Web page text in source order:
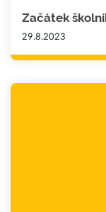
Začátek
29.8.2023